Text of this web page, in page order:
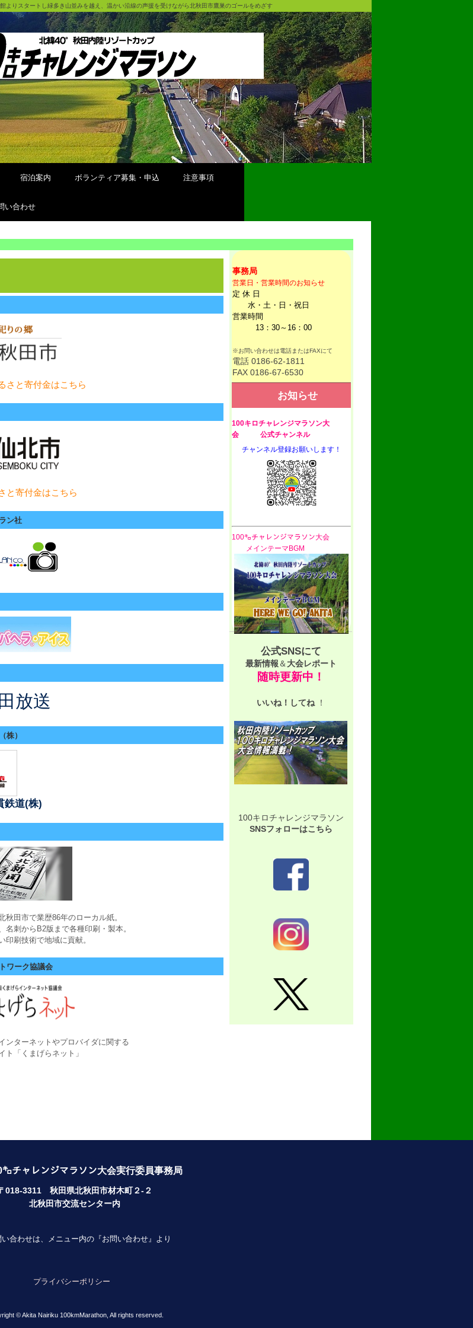
よりスタートし緑多き山並みを越え、温かい沿線の声援を受けながら北秋田市鷹巣のゴールをめざす
宿泊案内 ボランティア募集・申込 注意事項
い合わせ
と寄付金はこちら
寄付金はこちら
ン社
放送
株）
鉄道(株)
秋田市で業歴86年のローカル紙。
名刺からB2版まで各種印刷・製本。
印刷技術で地域に貢献。
ワーク協議会
ンターネットやプロバイダに関する
ト「くまげらネット」
事務局
営業日・営業時間のお知らせ
定 休 日
水・土・日・祝日
営業時間
13：30～16：00
※お問い合わせは電話またはFAXにて
電話 0186-62-1811
FAX 0186-67-6530
お知らせ
100キロチャレンジマラソン大
会 公式チャンネル
チャンネル登録お願いします！
100㌔チャレンジマラソン大会
メインテーマBGM
公式SNSにて
最新情報 ＆ 大会レポート
随時更新中！
いいね！ してね！
100キロチャレンジマラソン
SNSフォローはこちら
チャレンジマラソン大会実行委員事務局
018-3311 秋田県北秋田市材木町２-２
北秋田市交流センター内
合わせは、メニュー内の『お問い合わせ』より
プライバシーポリシー
© Akita Nairiku 100kmMarathon, All rights reserved.